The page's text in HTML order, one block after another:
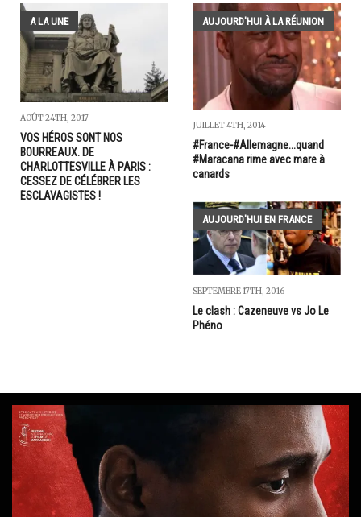
A LA UNE
AOÛT 24TH, 2017
VOS HÉROS SONT NOS
BOURREAUX. DE
CHARLOTTESVILLE À PARIS :
CESSEZ DE CÉLÉBRER LES
ESCLAVAGISTES !
AUJOURD'HUI À LA RÉUNION
JUILLET 4TH, 2014
#France-#Allemagne...quand
#Maracana rime avec mare à
canards
AUJOURD'HUI EN FRANCE
SEPTEMBRE 17TH, 2016
Le clash : Cazeneuve vs Jo Le
Phéno